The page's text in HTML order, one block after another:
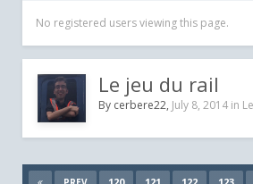
No registered users viewing this page.
Le jeu du rail
By cerbere22, July 8, 2014 in